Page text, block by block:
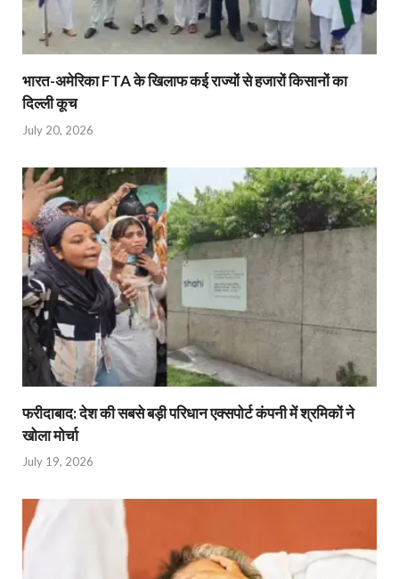
भारत-अमेरिका FTA के खिलाफ कई राज्यों से हजारों किसानों का
दिल्ली कूच
July 20, 2026
फरीदाबाद: देश की सबसे बड़ी परिधान एक्सपोर्ट कंपनी में श्रमिकों ने
खोला मोर्चा
July 19, 2026